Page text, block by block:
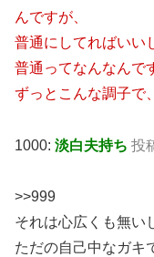
んですが、
普通にしてればいい
普通ってなんなんで
ずっとこんな調子で
1000: 淡白夫持ち 投
>>999
それは心広くも無い
ただの自己中なガキ